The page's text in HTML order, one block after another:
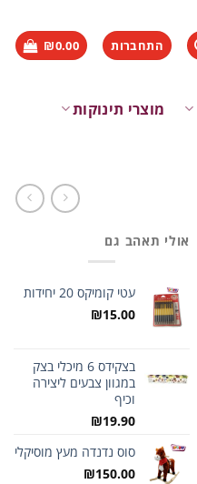
התחברות ₪0.00
מוצרי תינוקות
אולי תאהב גם
עטי קומיקס 20 יחידות
₪15.00
בצקידס 6 מיכלי בצק
במגוון צבעים ליצירה
וכיף
₪19.90
סוס נדנדה מעץ מוסיקלי
₪150.00